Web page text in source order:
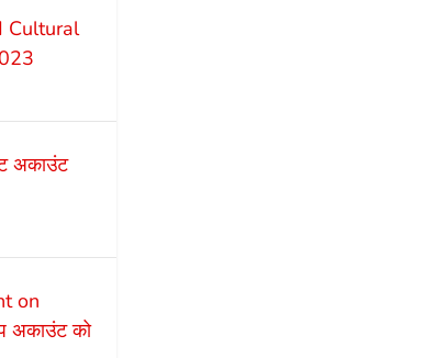
Cultural
अकाउंट
on
अकाउंट को